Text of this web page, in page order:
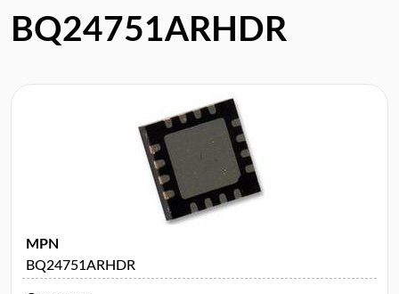
BQ24751ARHDR
MPN
BQ24751ARHDR